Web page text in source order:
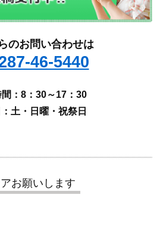
のお問い合わせは
46-5440
間：8：30～17：30
土・日曜・祝祭日
お願いします